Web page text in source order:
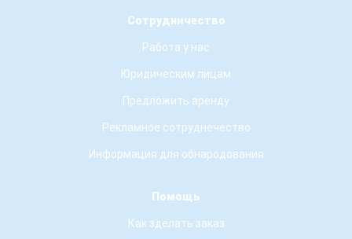
Сотрудничество
Работа у нас
Юридическим лицам
Предложить аренду
Рекламное сотруднечество
Информация для обнародования
Помощь
Как зделать заказ